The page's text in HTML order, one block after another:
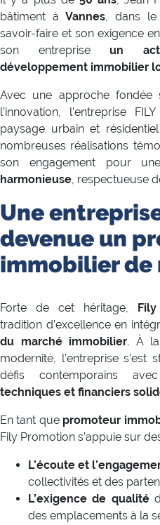
bâtiment àVannes, dans le
savoir-faire et son exigence
son entrepriseun
développement immobilier
Avec une approche
l’innovation, l’entreprise
paysage urbain et
nombreuses réalisations
son engagement pour
harmonieuse, respectueuse
Une
devenue un
immobilier de
Forte de cet héritage,
tradition d’excellence en
du marché immobilier. À
modernité, l’entreprise
défis contemporains
techniques et financiers
En tant que promoteur
Fily Promotion s’appuie sur
L’écoute et
collectivités et des
L’exigence de qualité
des emplacements à la